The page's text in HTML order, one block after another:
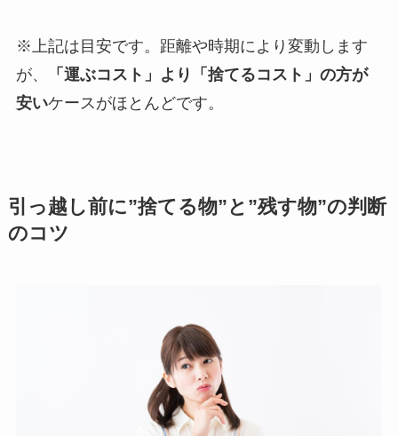
※上記は目安です。距離や時期により変動します
が、
「運ぶコスト」より「捨てるコスト」の方が
安いケースがほとんどです。
引っ越し前に”捨てる物”と”残す物”の判断
のコツ